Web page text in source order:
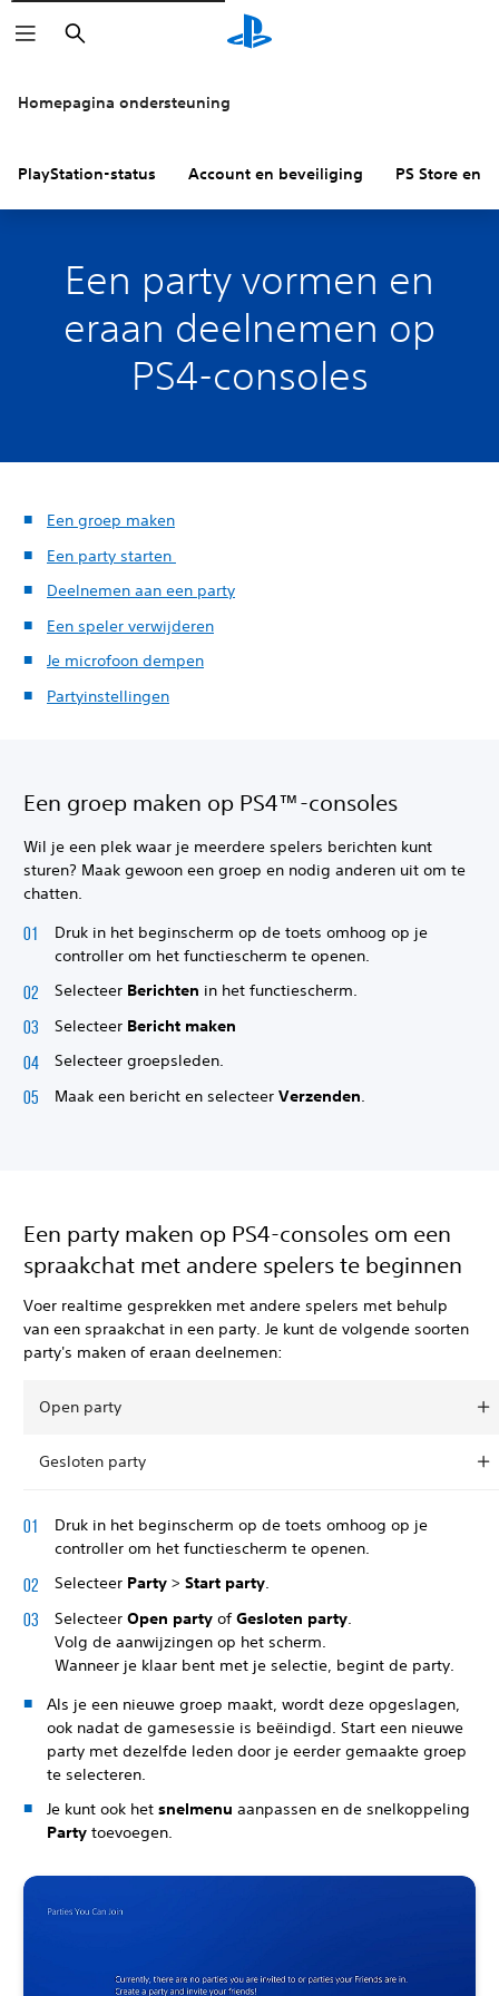
Zoeken
Homepagina ondersteuning
PlayStation-status Account en beveiliging PS Store en
Een party vormen en
eraan deelnemen op
PS4-consoles
Een groep maken
Een party starten
Deelnemen aan een party
Een speler verwijderen
Je microfoon dempen
Partyinstellingen
Een groep maken op PS4™-consoles
Wil je een plek waar je meerdere spelers berichten kunt
sturen? Maak gewoon een groep en nodig anderen uit om te
chatten.
Druk in het beginscherm op de toets omhoog op je
controller om het functiescherm te openen.
Selecteer Berichten in het functiescherm.
Selecteer Bericht maken
Selecteer groepsleden.
Maak een bericht en selecteer Verzenden
Een party maken op PS4-consoles om een
spraakchat met andere spelers te beginnen
Voer realtime gesprekken met andere spelers met behulp
van een spraakchat in een party. Je kunt de volgende soorten
party's maken of eraan deelnemen:
Open party
Gesloten party
Druk in het beginscherm op de toets omhoog op je
controller om het functiescherm te openen.
Selecteer Party > Start party.
Selecteer Open party ofGesloten party
Volg de aanwijzingen op het scherm.
Wanneer je klaar bent met je selectie, begint de party.
Als je een nieuwe groep maakt, wordt deze opgeslagen,
ook nadat de gamesessie is beëindigd. Start een nieuwe
party met dezelfde leden door je eerder gemaakte groep
te selecteren.
Je kunt ook het snelmenu aanpassen en de snelkoppeling
Party toevoegen.